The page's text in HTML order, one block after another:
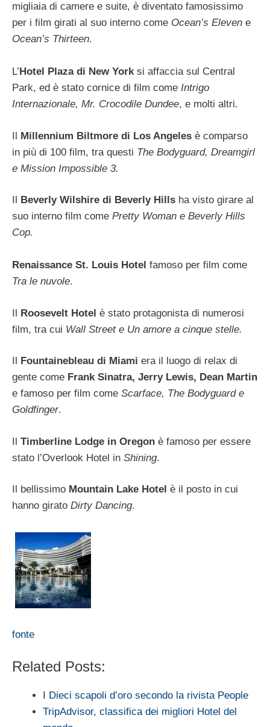
migliaia di camere e suite, è diventato famosissimo
per i film girati al suo interno come Ocean’s Eleven e
Ocean’s Thirteen.
L’Hotel Plaza di New Yorksi affaccia sul Central
Park, ed è stato cornice di film come Intrigo
Internazionale, Mr. Crocodile Dundee, e molti altri.
Il Millennium Biltmore di Los Angeles è comparso
in più di 100 film, tra questi The Bodyguard, Dreamgirl
e Mission Impossible 3.
Il Beverly Wilshire di Beverly Hills ha visto girare al
suo interno film come Pretty Woman e Beverly Hills
Cop.
Renaissance St. Louis Hotel famoso per film come
Tra le nuvole.
Il Roosevelt Hotel è stato protagonista di numerosi
film, tra cui Wall Street e Un amore a cinque stelle.
Il Fountainebleau di Miami era il luogo di relax di
gente come Frank Sinatra, Jerry Lewis, Dean Martin
e famoso per film come Scarface, The Bodyguard e
Goldfinger.
Il Timberline Lodge in Oregon è famoso per essere
stato l’Overlook Hotel in Shining.
Il bellissimo Mountain Lake Hotel è il posto in cui
hanno girato Dirty Dancing.
fonte
Related Posts:
I Dieci scapoli d’oro secondo la rivista People
TripAdvisor, classifica dei migliori Hotel del